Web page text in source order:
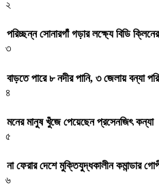
২
পরিচ্ছন্ন সোনারগাঁ গড়ার লক্ষ্যে বিডি
৩
বাড়তে পারে ৮ নদীর পানি, ৩ জেলায় বন্যা
৪
মনের মানুষ খুঁজে পেয়েছেন প্রসেনজিৎ কন্যা
৫
না ফেরার দেশে মুক্তিযুদ্ধকালীন কমান্ডার
৬